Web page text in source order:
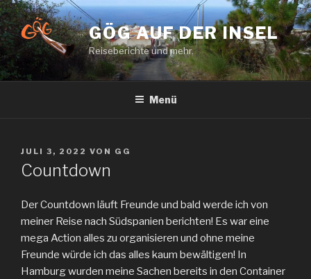
Zum
Inhalt
springen
GÖG AUF DER INSEL
Reiseberichte und mehr.
Menü
VERÖFFENTLICHT
AM
JULI 3, 2022 VON GG
Countdown
Der Countdown läuft Freunde und bald werde ich von
meiner Reise nach Südspanien berichten! Es war eine
mega Action alles zu organisieren und ohne meine
Freunde würde ich das alles kaum bewältigen! In
Hamburg wurden meine Sachen bereits in den Container